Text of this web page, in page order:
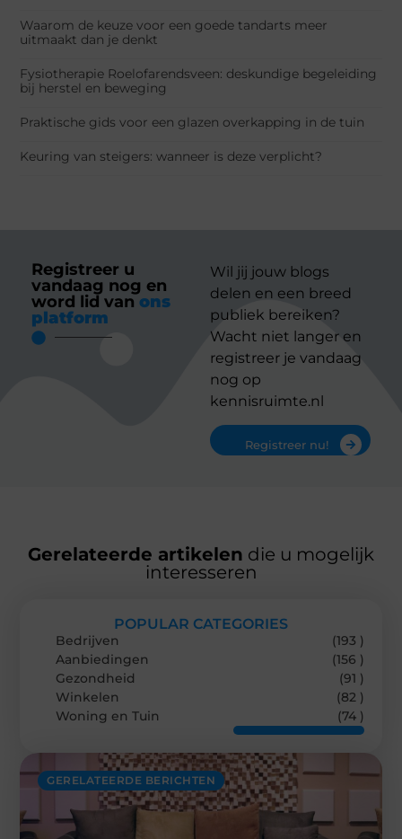
Waarom de keuze voor een goede tandarts meer
uitmaakt dan je denkt
Fysiotherapie Roelofarendsveen: deskundige begeleiding
bij herstel en beweging
Praktische gids voor een glazen overkapping in de tuin
Keuring van steigers: wanneer is deze verplicht?
Registreer u
vandaag nog en
word lid van ons
platform
Wil jij jouw blogs
delen en een breed
publiek bereiken?
Wacht niet langer en
registreer je vandaag
nog op
kennisruimte.nl
Registreer nu!
Gerelateerde artikelen die u mogelijk
interesseren
GERELATEERDE BERICHTEN
POPULAR CATEGORIES
Bedrijven
(193 )
Aanbiedingen
(156 )
Gezondheid
(91 )
Winkelen
(82 )
Woning en Tuin
(74 )